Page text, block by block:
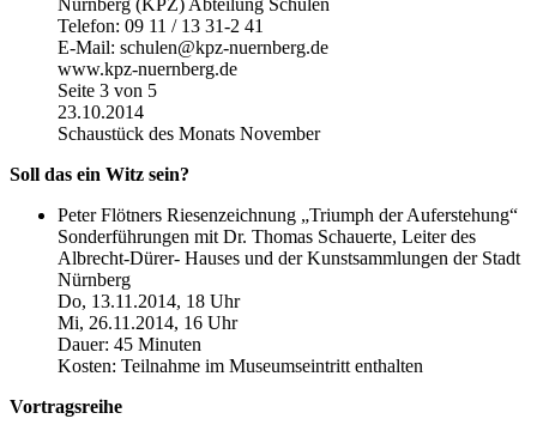
Nürnberg (KPZ) Abteilung Schulen
Telefon: 09 11 / 13 31-2 41
E-Mail: schulen@kpz-nuernberg.de
www.kpz-nuernberg.de
Seite 3 von 5
23.10.2014
Schaustück des Monats November
Soll das ein Witz sein?
Peter Flötners Riesenzeichnung „Triumph der Auferstehung“
Sonderführungen mit Dr. Thomas Schauerte, Leiter des
Albrecht-Dürer- Hauses und der Kunstsammlungen der Stadt
Nürnberg
Do, 13.11.2014, 18 Uhr
Mi, 26.11.2014, 16 Uhr
Dauer: 45 Minuten
Kosten: Teilnahme im Museumseintritt enthalten
Vortragsreihe